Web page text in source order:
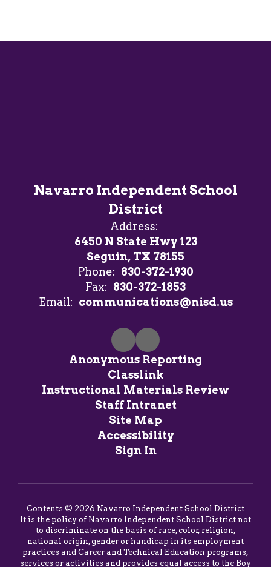
Navarro Independent School
District
Address:
6450 N State Hwy 123
Seguin, TX 78155
Phone: 830-372-1930
Fax: 830-372-1853
Email: communications@nisd.us
Anonymous Reporting
Classlink
Instructional Materials Review
Staff Intranet
Site Map
Accessibility
Sign In
Contents © 2026 Navarro Independent School District
It is the policy of Navarro Independent School District not
to discriminate on the basis of race, color, religion,
national origin, gender or handicap in its employment
practices and Career and Technical Education programs,
services or activities and provides equal access to the Boy